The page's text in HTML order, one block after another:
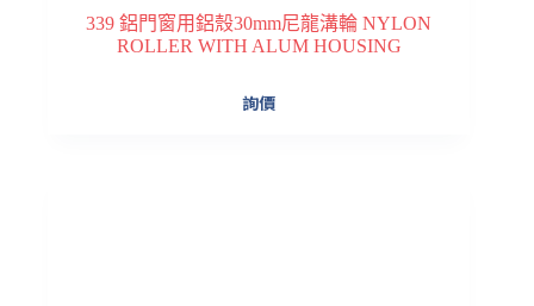
339 鋁門窗用鋁殼30mm尼龍溝輪 NYLON
ROLLER WITH ALUM HOUSING
詢價